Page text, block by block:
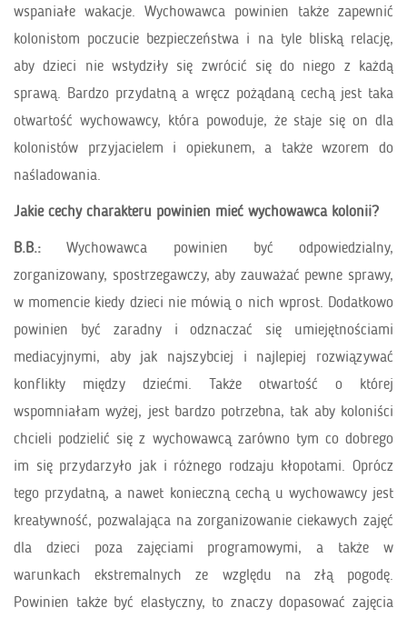
wspaniałe wakacje. Wychowawca powinien także zapewnić
kolonistom poczucie bezpieczeństwa i na tyle bliską relację,
aby dzieci nie wstydziły się zwrócić się do niego z każdą
sprawą. Bardzo przydatną a wręcz pożądaną cechą jest taka
otwartość wychowawcy, która powoduje, że staje się on dla
kolonistów przyjacielem i opiekunem, a także wzorem do
naśladowania.
Jakie cechy charakteru powinien mieć wychowawca kolonii?
B.B.: Wychowawca powinien być odpowiedzialny,
zorganizowany, spostrzegawczy, aby zauważać pewne sprawy,
w momencie kiedy dzieci nie mówią o nich wprost. Dodatkowo
powinien być zaradny i odznaczać się umiejętnościami
mediacyjnymi, aby jak najszybciej i najlepiej rozwiązywać
konflikty między dziećmi. Także otwartość o której
wspomniałam wyżej, jest bardzo potrzebna, tak aby koloniści
chcieli podzielić się z wychowawcą zarówno tym co dobrego
im się przydarzyło jak i różnego rodzaju kłopotami. Oprócz
tego przydatną, a nawet konieczną cechą u wychowawcy jest
kreatywność, pozwalająca na zorganizowanie ciekawych zajęć
dla dzieci poza zajęciami programowymi, a także w
warunkach ekstremalnych ze względu na złą pogodę.
Powinien także być elastyczny, to znaczy dopasować zajęcia